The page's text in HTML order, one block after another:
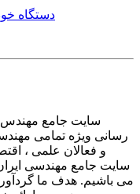
دستگاه
سایت جامع مهندس
رسانی ویژه تمامی
و فعالان علمی ،
سایت جامع مهندسی
می باشیم. هدف ما